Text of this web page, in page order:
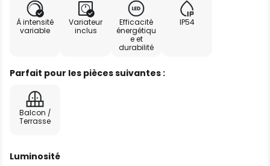
À intensité
variable
Variateur
inclus
Efficacité
énergétiqu
e et
durabilité
IP54
Parfait pour les pièces suivantes :
Balcon /
Terrasse
Luminosité